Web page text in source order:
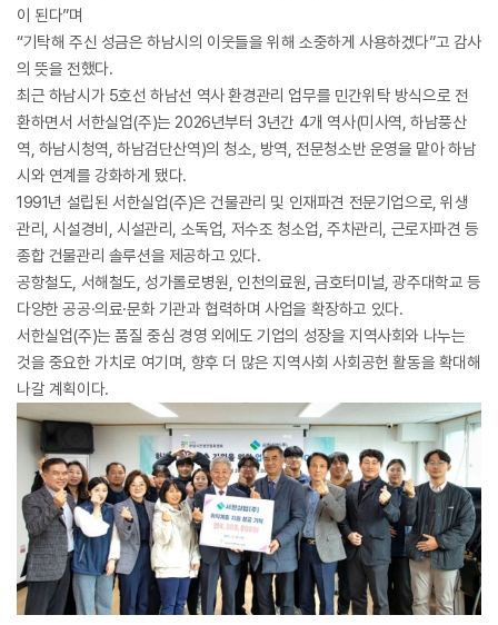
이 된다”며
“기탁해 주신 성금은 하남시의 이웃들을 위해 소중하게 사용하겠다”고 감사
의 뜻을 전했다.
최근 하남시가 5호선 하남선 역사 환경관리 업무를 민간위탁 방식으로 전
환하면서 서한실업(주)는 2026년부터 3년간 4개 역사(미사역, 하남풍산
역, 하남시청역, 하남검단산역)의 청소, 방역, 전문청소반 운영을 맡아 하남
시와 연계를 강화하게 됐다.
1991년 설립된 서한실업(주)은 건물관리 및 인재파견 전문기업으로, 위생
관리, 시설경비, 시설관리, 소독업, 저수조 청소업, 주차관리, 근로자파견 등
종합 건물관리 솔루션을 제공하고 있다.
공항철도, 서해철도, 성가롤로병원, 인천의료원, 금호터미널, 광주대학교 등
다양한 공공·의료·문화 기관과 협력하며 사업을 확장하고 있다.
서한실업(주)는 품질 중심 경영 외에도 기업의 성장을 지역사회와 나누는
것을 중요한 가치로 여기며, 향후 더 많은 지역사회 사회공헌 활동을 확대해
나갈 계획이다.